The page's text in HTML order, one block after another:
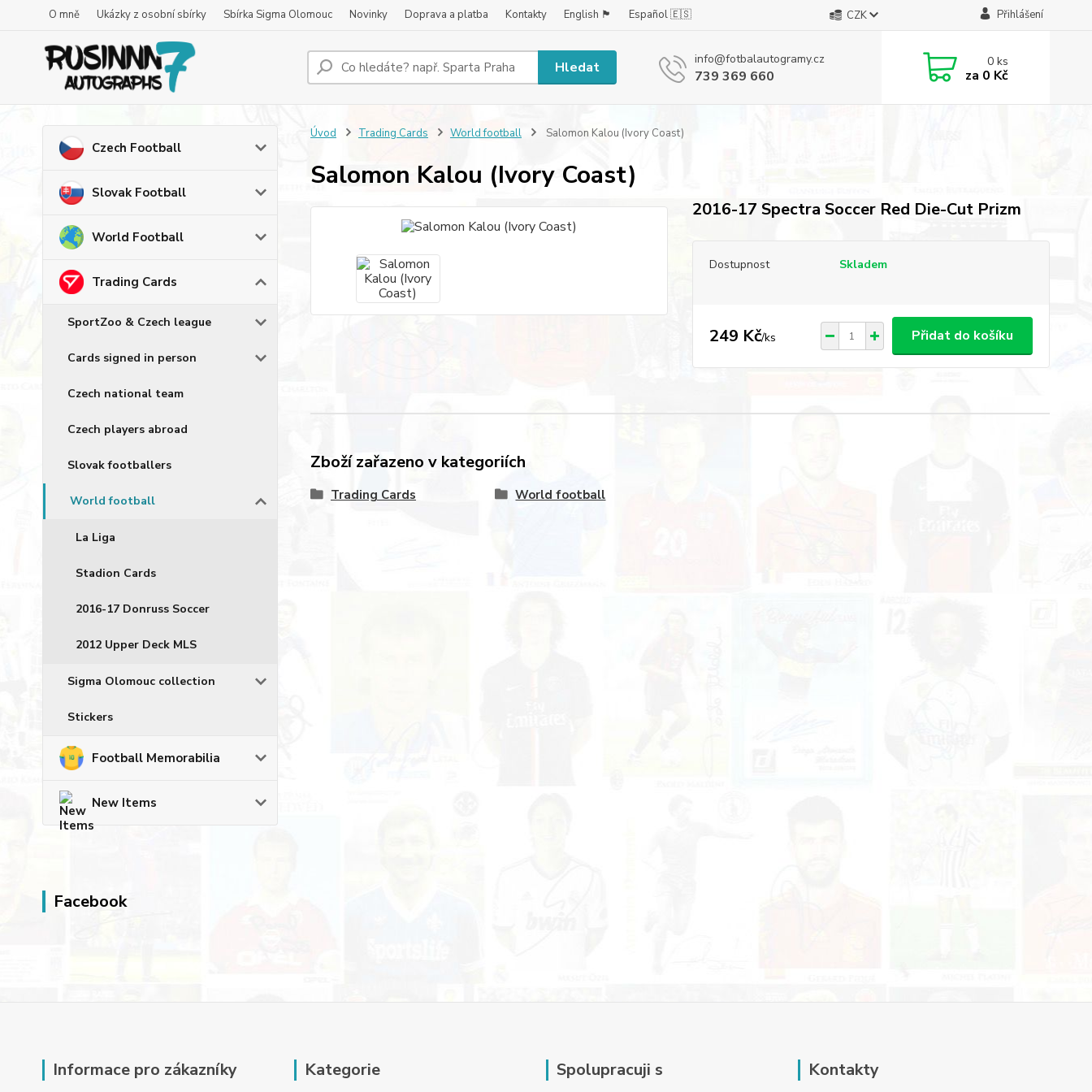
O mně Ukázky z osobní sbírky Sbírka Sigma Olomouc Novinky Doprava a platba Kontakty English 🏴󠁧󠁢󠁥󠁮󠁧󠁿 Español 🇪🇸 CZK Přihlášení
Hledat info@fotbalautogramy.cz
739 369 660
0ks
za 0 Kč
Czech Football
Slovak Football
World Football
Trading Cards
SportZoo & Czech league
Cards signed in person
Czech national team
Czech players abroad
Slovak footballers
World football
La Liga
Stadion Cards
2016-17 Donruss Soccer
2012 Upper Deck MLS
Sigma Olomouc collection
Stickers
Football Memorabilia
New Items
Facebook
Úvod Trading Cards World football Salomon Kalou (Ivory Coast)
Salomon Kalou (Ivory Coast)
2016-17 Spectra Soccer Red Die-Cut Prizm
Dostupnost Skladem
249 Kč/ks Přidat do košíku
Zboží zařazeno v kategoriích
Trading Cards World football
Informace pro zákazníky Kategorie Spolupracuji s Kontakty